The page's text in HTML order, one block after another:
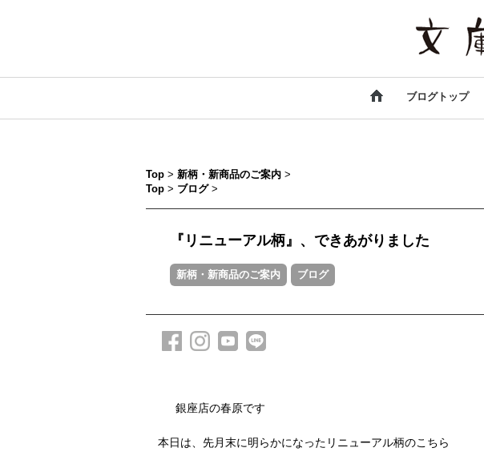
ブログトップ
Top > 新柄・新商品のご案内 >
Top > ブログ>
『リニューアル柄』、できあがりました
新柄・新商品のご案内 ブログ
銀座店の春原です
本日は、先月末に明らかになったリニューアル柄のこちら